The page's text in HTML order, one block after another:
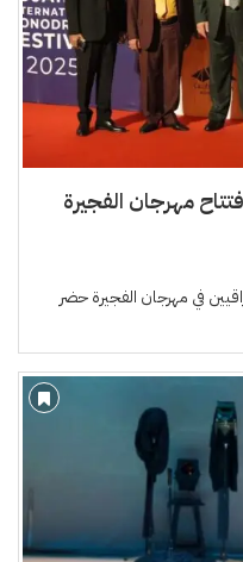
مهرجان الفجيرة
في مهرجان الفجيرة حضر